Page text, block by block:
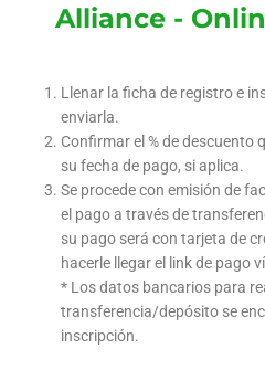
Alliance -
Llenar la ficha de registro e
enviarla.
Confirmar el % de descuento
su fecha de pago, si aplica.
Se procede con emisión de
el pago a través de
su pago será con tarjeta de
hacerle llegar el link de pago
* Los datos bancarios para
transferencia/depósito se
inscripción.